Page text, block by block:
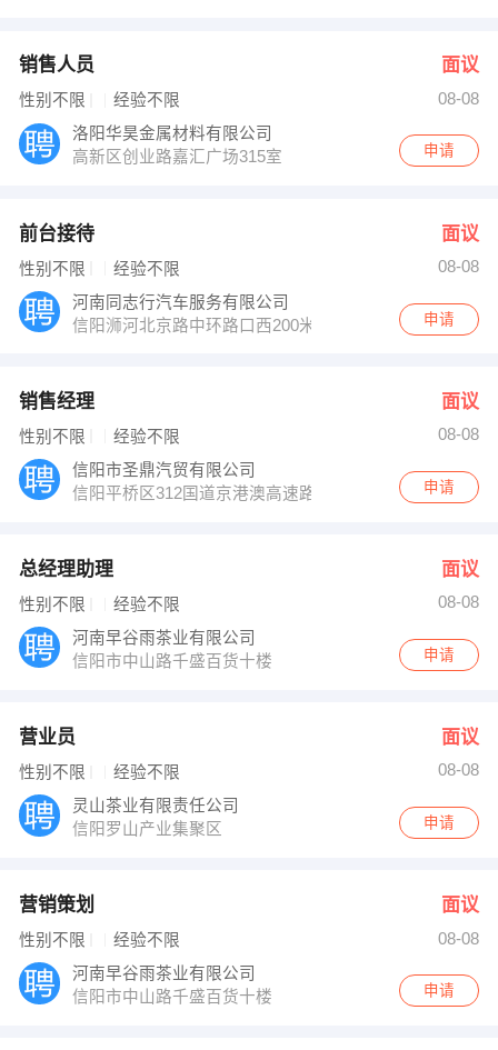
销售人员 面议
性别不限 经验不限
08-08
洛阳华昊金属材料有限公司
高新区创业路嘉汇广场315室
申请
前台接待 面议
性别不限 经验不限
08-08
河南同志行汽车服务有限公司
信阳浉河北京路中环路口西200米
申请
销售经理 面议
性别不限 经验不限
08-08
信阳市圣鼎汽贸有限公司
信阳平桥区312国道京港澳高速路口前欧亚汽车城申请
总经理助理 面议
性别不限 经验不限
08-08
河南早谷雨茶业有限公司
信阳市中山路千盛百货十楼
申请
营业员 面议
性别不限 经验不限
08-08
灵山茶业有限责任公司
信阳罗山产业集聚区
申请
营销策划 面议
性别不限 经验不限
08-08
河南早谷雨茶业有限公司
信阳市中山路千盛百货十楼
申请